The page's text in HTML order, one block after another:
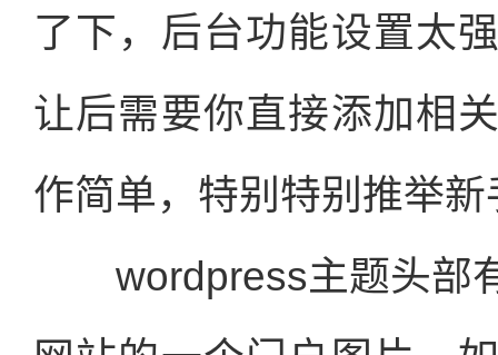
了下，后台功能设置太
让后需要你直接添加相
作简单，特别特别推举
wordpress主题头部